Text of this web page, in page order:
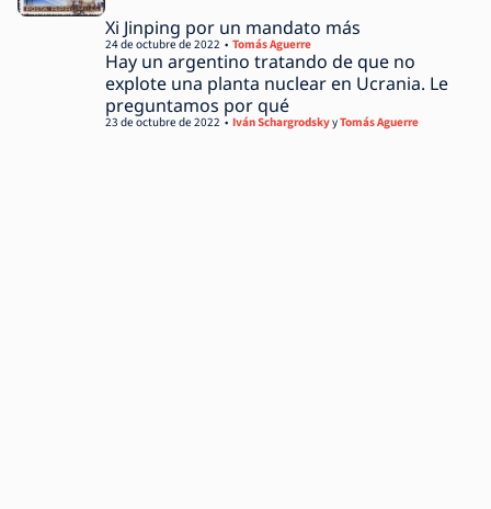
Xi Jinping por un mandato más
Tomás Aguerre
24 de octubre de 2022
Hay un argentino tratando de que no
explote una planta nuclear en Ucrania. Le
preguntamos por qué
Iván SchargrodskyyTomás Aguerre
23 de octubre de 2022